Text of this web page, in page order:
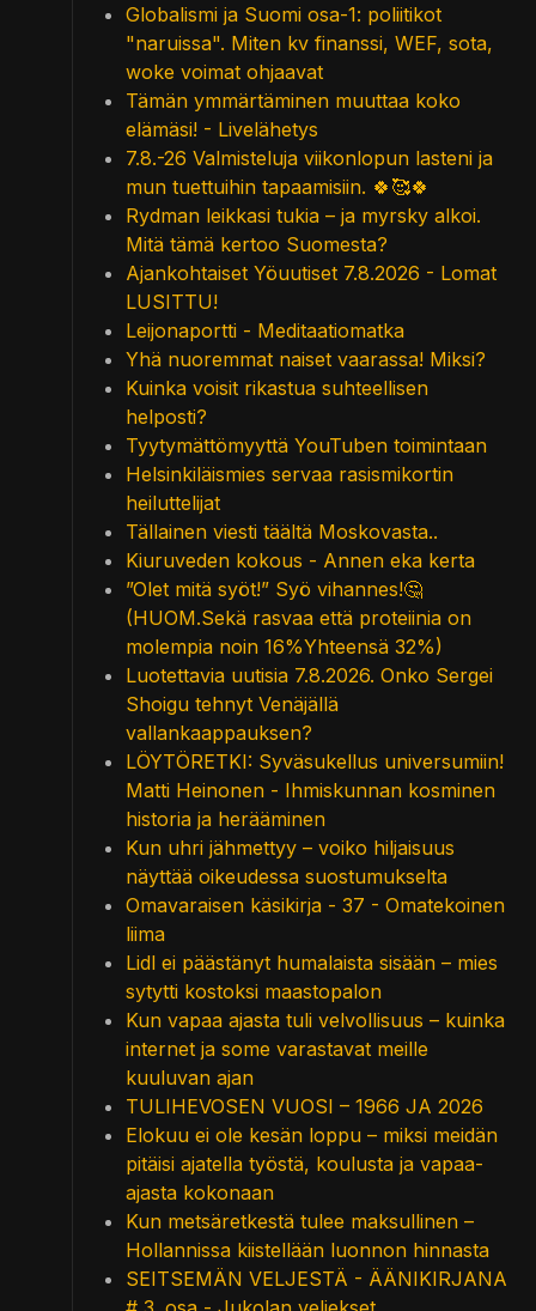
Globalismi ja Suomi osa-1: poliitikot
"naruissa". Miten kv finanssi, WEF, sota,
woke voimat ohjaavat
Tämän ymmärtäminen muuttaa koko
elämäsi! - Livelähetys
7.8.-26 Valmisteluja viikonlopun lasteni ja
mun tuettuihin tapaamisiin. 🍀🥰🍀
Rydman leikkasi tukia – ja myrsky alkoi.
Mitä tämä kertoo Suomesta?
Ajankohtaiset Yöuutiset 7.8.2026 - Lomat
LUSITTU!
Leijonaportti - Meditaatiomatka
Yhä nuoremmat naiset vaarassa! Miksi?
Kuinka voisit rikastua suhteellisen
helposti?
Tyytymättömyyttä YouTuben toimintaan
Helsinkiläismies servaa rasismikortin
heiluttelijat
Tällainen viesti täältä Moskovasta..
Kiuruveden kokous - Annen eka kerta
”Olet mitä syöt!” Syö vihannes!🤔
(HUOM.Sekä rasvaa että proteiinia on
molempia noin 16%Yhteensä 32%)
Luotettavia uutisia 7.8.2026. Onko Sergei
Shoigu tehnyt Venäjällä
vallankaappauksen?
LÖYTÖRETKI: Syväsukellus universumiin!
Matti Heinonen - Ihmiskunnan kosminen
historia ja herääminen
Kun uhri jähmettyy – voiko hiljaisuus
näyttää oikeudessa suostumukselta
Omavaraisen käsikirja - 37 - Omatekoinen
liima
Lidl ei päästänyt humalaista sisään – mies
sytytti kostoksi maastopalon
Kun vapaa ajasta tuli velvollisuus – kuinka
internet ja some varastavat meille
kuuluvan ajan
TULIHEVOSEN VUOSI – 1966 JA 2026
Elokuu ei ole kesän loppu – miksi meidän
pitäisi ajatella työstä, koulusta ja vapaa-
ajasta kokonaan
Kun metsäretkestä tulee maksullinen –
Hollannissa kiistellään luonnon hinnasta
SEITSEMÄN VELJESTÄ - ÄÄNIKIRJANA